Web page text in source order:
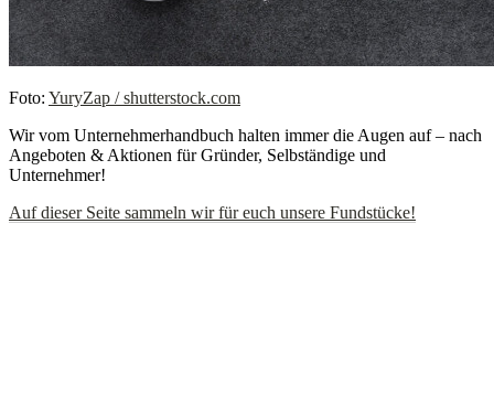
Foto: YuryZap / shutterstock.com
Wir vom Unternehmerhandbuch halten immer die Augen auf – nach
Angeboten & Aktionen für Gründer, Selbständige und
Unternehmer!
Auf dieser Seite sammeln wir für euch unsere Fundstücke!